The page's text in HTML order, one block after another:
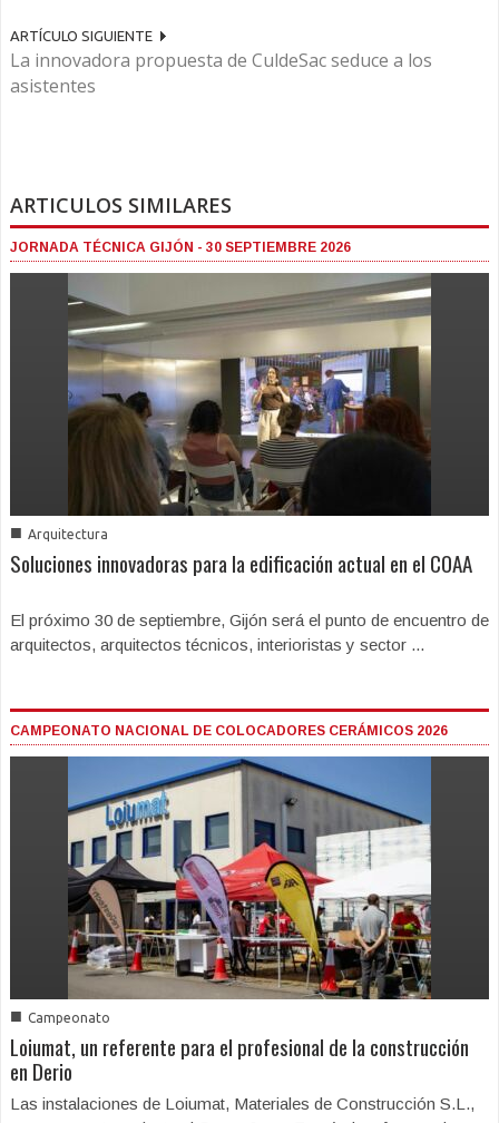
ARTÍCULO SIGUIENTE
La innovadora propuesta de CuldeSac seduce a los
asistentes
ARTICULOS SIMILARES
JORNADA TÉCNICA GIJÓN - 30 SEPTIEMBRE 2026
■ Arquitectura
Soluciones innovadoras para la edificación actual en el COAA
El próximo 30 de septiembre, Gijón será el punto de encuentro de
arquitectos, arquitectos técnicos, interioristas y sector ...
CAMPEONATO NACIONAL DE COLOCADORES CERÁMICOS 2026
■ Campeonato
Loiumat, un referente para el profesional de la construcción
en Derio
Las instalaciones de Loiumat, Materiales de Construcción S.L.,